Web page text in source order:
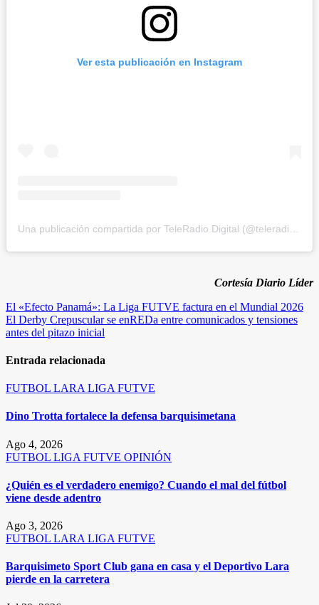
Ver esta publicación en Instagram
Cortesía Diario Líder
Navegación
de
El «Efecto Panamá»: La Liga FUTVE factura en el Mundial 2026
El Derby Crepuscular se enREDa entre comunicados y tensiones
antes del pitazo inicial
Entrada relacionada
FUTBOL LARA LIGA FUTVE
Dino Trotta fortalece la defensa barquisimetana
Ago 4, 2026
FUTBOL LIGA FUTVE OPINIÓN
¿Quién es el verdadero enemigo? Cuando el mal del fútbol
viene desde adentro
Ago 3, 2026
FUTBOL LARA LIGA FUTVE
Barquisimeto Sport Club gana en casa y el Deportivo Lara
pierde en la carretera